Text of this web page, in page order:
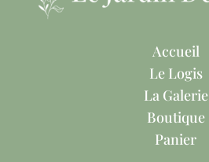
Accueil
Le Logis
La Galerie
Boutique
Panier